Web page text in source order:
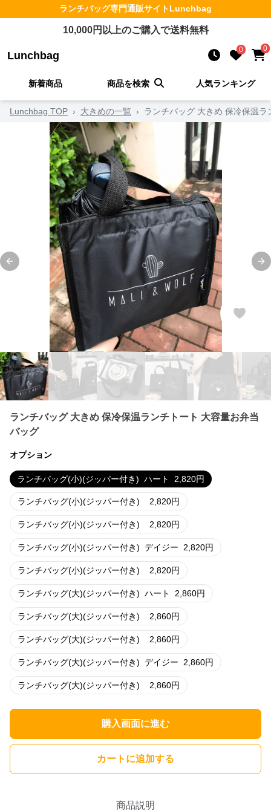
ランチバッグ専門通販サイトLunchbag
10,000円以上のご購入で送料無料
Lunchbag 0 0
新着商品 商品を検索 人気ランキング
Lunchbag TOP › 大きめの一覧 › ランチバッグ 大きめ 保冷保温
Previous slide
ランチバッグ 大きめ 保冷保温ランチトート 大容量お弁当
バッグ
オプション
ランチバッグ(小)(ジッパー付き) ハート 2,820円
ランチバッグ(小)(ジッパー付き) 2,820円
ランチバッグ(小)(ジッパー付き) 2,820円
ランチバッグ(小)(ジッパー付き) デイジー 2,820円
ランチバッグ(小)(ジッパー付き) 2,820円
ランチバッグ(大)(ジッパー付き) ハート 2,860円
ランチバッグ(大)(ジッパー付き) 2,860円
ランチバッグ(大)(ジッパー付き) 2,860円
ランチバッグ(大)(ジッパー付き) デイジー 2,860円
ランチバッグ(大)(ジッパー付き) 2,860円
購入画面に進む
カートに追加する
商品説明